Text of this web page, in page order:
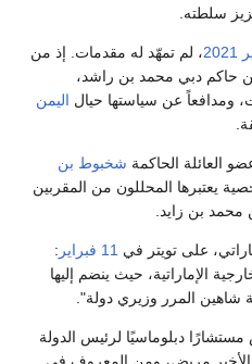
سلطته.
2021، لم تمهّد له مقدمات. إذ من
حاكم دبي محمد بن راشد،
ومدافعاً عن سياستها حيال اليمن
العائلة الحاكمة شخبوط بن
يعتبرها المحللون من المقربين
محمد بن زايد.
على تويتر في 11 فبراير
:
الإماراتية، حيث ينضم إليها
شاهين المرر وزيري دولة".
دبلوماسيًا لرئيس الدولة